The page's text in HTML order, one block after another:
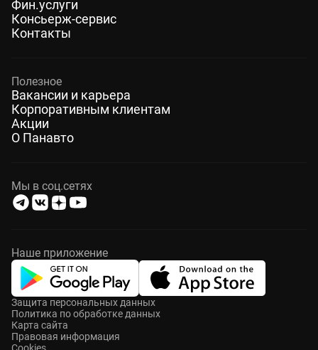
Фин.услуги
Консьерж-сервис
Контакты
Полезное
Вакансии и карьера
Корпоративным клиентам
Акции
О Панавто
Мы в соц.сетях
Наше приложение
Защита персональных данных
Политика по обработке данных
Карта сайта
Правовая информация